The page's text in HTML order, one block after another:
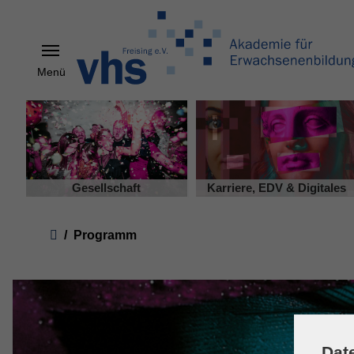
Menü
Gesellschaft Karriere, EDV & Digitales
Programm